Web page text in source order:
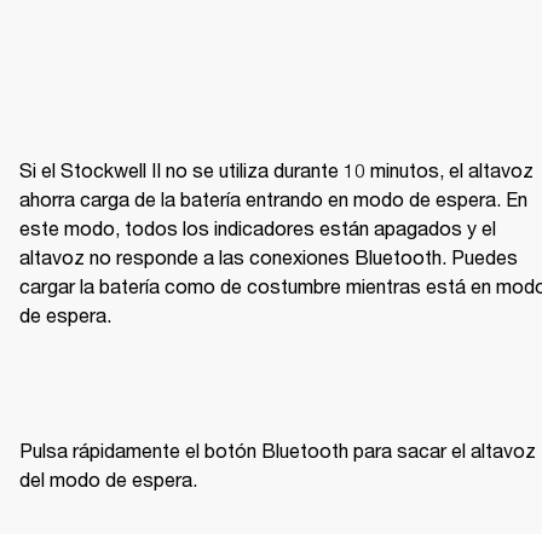
Si el Stockwell II no se utiliza durante 10 minutos, el altavoz
ahorra carga de la batería entrando en modo de espera. En
este modo, todos los indicadores están apagados y el
altavoz no responde a las conexiones Bluetooth. Puedes
cargar la batería como de costumbre mientras está en
de espera.
Pulsa rápidamente el botón Bluetooth para sacar el altavoz
del modo de espera.